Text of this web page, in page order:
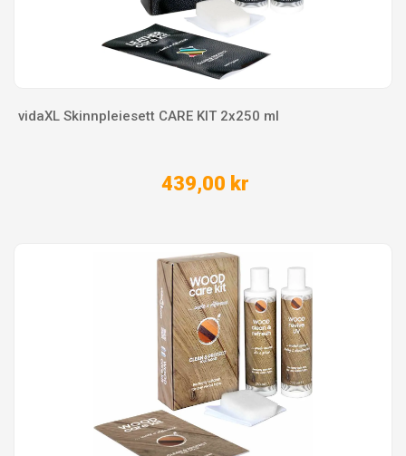
vidaXL Skinnpleiesett CARE KIT 2x250 ml
439,00 kr